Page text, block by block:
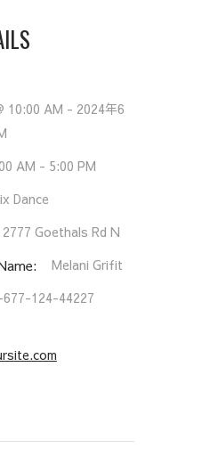
10:00 AM - 2024年6
AM - 5:00 PM
Dance
2777 Goethals Rd N
Melani Grifit
124-44227